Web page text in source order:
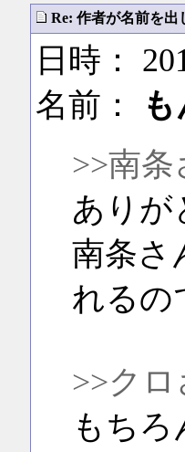
Re: 作者が名前を
日時：
名前：
>>南条
ありが
南条さ
れるの
>>クロ
もちろ